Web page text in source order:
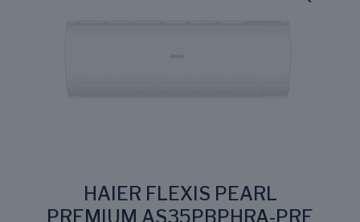
HAIER FLEXIS PEARL
PREMIUM AS35PBPHRA-PRE